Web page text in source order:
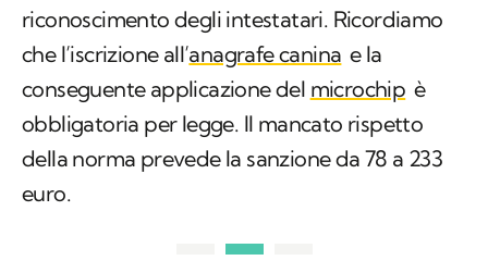
riconoscimento degli intestatari. Ricordiamo
che l’iscrizione all’anagrafe canina e la
conseguente applicazione del microchip è
obbligatoria per legge. Il mancato rispetto
della norma prevede la sanzione da 78 a 233
euro.